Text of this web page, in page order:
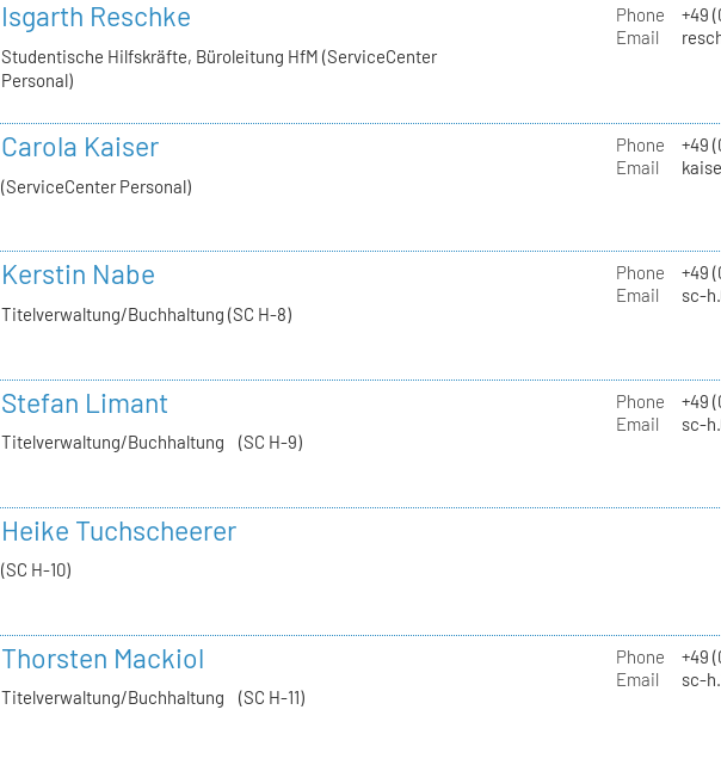
Isgarth Reschke
Studentische Hilfskräfte, Büroleitung HfM (ServiceCenter
Personal)
Phone
+49
Email
Carola Kaiser
(ServiceCenter Personal)
Phone
+49
Email
Kerstin Nabe
Titelverwaltung/Buchhaltung (SC H-8)
Phone
+49
Email
sc-
Stefan Limant
Titelverwaltung/Buchhaltung (SC H-9)
Phone
+49
Email
sc-
Heike Tuchscheerer
(SC H-10)
Thorsten Mackiol
Titelverwaltung/Buchhaltung (SC H-11)
Phone
+49
Email
sc-